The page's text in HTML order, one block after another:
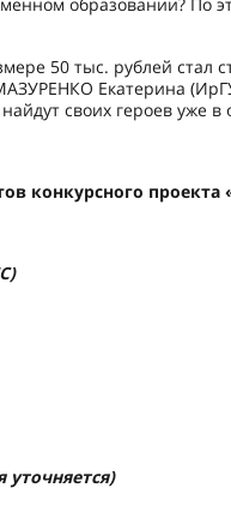
50 тыс. рублей
Екатерина
своих героев уже в
конкурсного проекта